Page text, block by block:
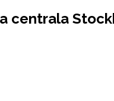
centrala